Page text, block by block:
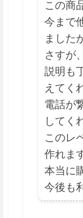
この商
今まで
ました
さすが
説明も
えてく
電話が
してく
このレ
作れま
本当に
今後も